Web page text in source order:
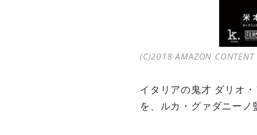
(C)2018 AMAZON
イタリアの鬼才 ダリオ
を、ルカ・グァダニー